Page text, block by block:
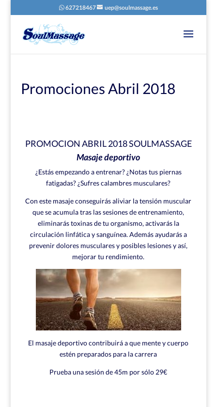
627218467 uep@soulmassage.es
Promociones Abril 2018
PROMOCION ABRIL 2018 SOULMASSAGE
Masaje deportivo
¿Estás empezando a entrenar? ¿Notas tus piernas
fatigadas? ¿Sufres calambres musculares?
Con este masaje conseguirás aliviar la tensión muscular
que se acumula tras las sesiones de entrenamiento,
eliminarás toxinas de tu organismo, activarás la
circulación linfática y sanguínea. Además ayudarás a
prevenir dolores musculares y posibles lesiones y así,
mejorar tu rendimiento.
El masaje deportivo contribuirá a que mente y cuerpo
estén preparados para la carrera
Prueba una sesión de 45m por sólo 29€